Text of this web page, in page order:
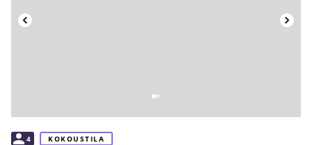
4 KOKOUSTILA